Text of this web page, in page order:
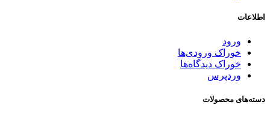
اطلاعات
ورود
خوراک ورودی‌ها
خوراک دیدگاه‌ها
وردپرس
دسته‌های محصولات